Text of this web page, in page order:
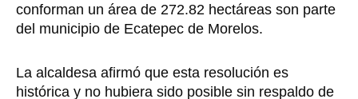
conforman un área de 272.82 hectáreas son parte
del municipio de Ecatepec de Morelos.
La alcaldesa afirmó que esta resolución es
histórica y no hubiera sido posible sin respaldo de